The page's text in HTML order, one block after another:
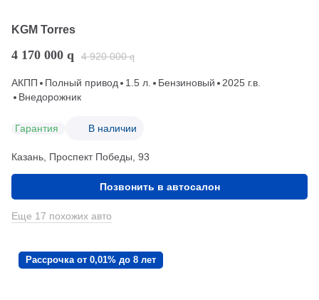
KGM Torres
4 170 000 q 4 920 000 q
АКПП Полный привод 1.5 л. Бензиновый
2025 г.в.
Внедорожник
Гарантия В наличии
Казань, Проспект Победы, 93
Позвонить в автосалон
Еще 17 похожих авто
Рассрочка от 0,01% до 8 лет